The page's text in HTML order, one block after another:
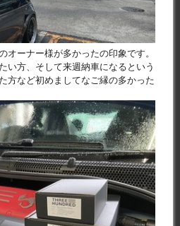
オーナー様が多かったの印象です。
い方、そして来週納車になるという
方など初めましてなご縁の多かった